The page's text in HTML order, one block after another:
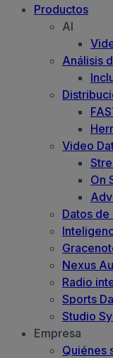
Productos
AI
Análisis
Video
On
Datos de
Nexus
Radio
Sports
Studio
Empresa
Quiénes